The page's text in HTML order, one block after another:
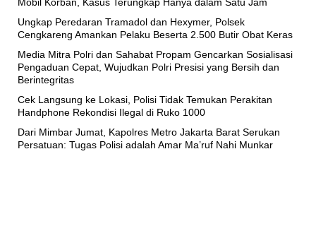
Ungkap Peredaran Tramadol dan Hexymer, Polsek
Cengkareng Amankan Pelaku Beserta 2.500 Butir Obat Keras
Media Mitra Polri dan Sahabat Propam Gencarkan Sosialisasi
Pengaduan Cepat, Wujudkan Polri Presisi yang Bersih dan
Berintegritas
Cek Langsung ke Lokasi, Polisi Tidak Temukan Perakitan
Handphone Rekondisi Ilegal di Ruko 1000
Dari Mimbar Jumat, Kapolres Metro Jakarta Barat Serukan
Persatuan: Tugas Polisi adalah Amar Ma’ruf Nahi Munkar